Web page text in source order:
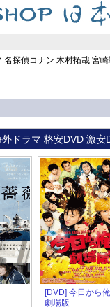
名探偵コナン 木村拓哉 宮崎
ドラマ 格安DVD 激安
[DVD] 今日から
劇場版